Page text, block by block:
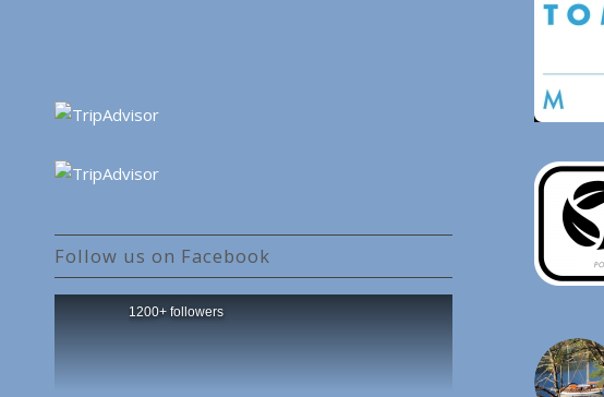
Follow us on Facebook
1200+ followers